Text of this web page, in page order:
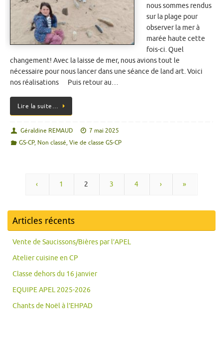
nous sommes rendus
sur la plage pour
observer la mer à
marée haute cette
fois-ci. Quel
changement! Avec la laisse de mer, nous avions tout le
nécessaire pour nous lancer dans une séance de land art. Voici
nos réalisations Puis retour au…
Lire la suite…
Géraldine REMAUD
7 mai 2025
GS-CP, Non classé,Vie de classe GS-CP
‹ 1 2 3 4 › »
Articles récents
Vente de Saucissons/Bières par l’APEL
Atelier cuisine en CP
Classe dehors du 16 janvier
EQUIPE APEL 2025-2026
Chants de Noël à l’EHPAD